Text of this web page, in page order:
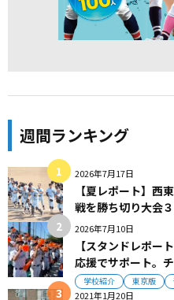
週間ランキング
2026年7月17日
【夏レポート】
戦を勝ち切り大会
2026年7月10日
【スタンドレポー
応援でサポート。
学校紹介 東京版
2021年1月20日